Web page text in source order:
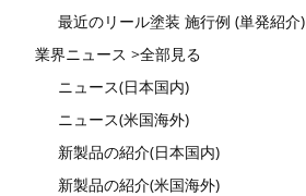
最近のリール塗装 施行例 (単発紹介)
業界ニュース >全部見る
ニュース(日本国内)
ニュース(米国海外)
新製品の紹介(日本国内)
新製品の紹介(米国海外)